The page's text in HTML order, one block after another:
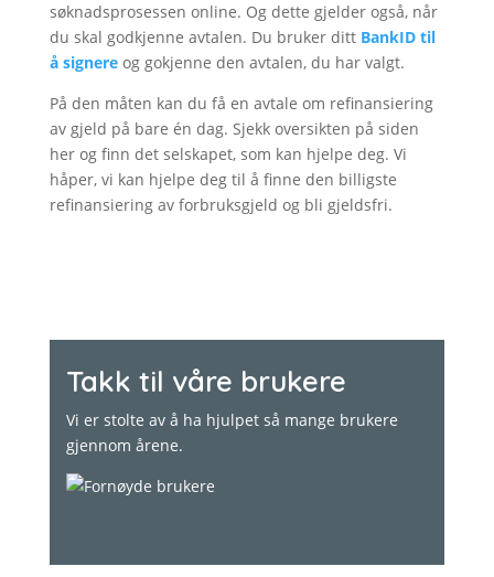
søknadsprosessen online. Og dette gjelder også, når
du skal godkjenne avtalen. Du bruker ditt BankID til
å signereog gokjenne den avtalen, du har valgt.
På den måten kan du få en avtale om refinansiering
av gjeld på bare én dag. Sjekk oversikten på siden
her og finn det selskapet, som kan hjelpe deg. Vi
håper, vi kan hjelpe deg til å finne den billigste
refinansiering av forbruksgjeld og bli gjeldsfri.
Takk til våre brukere
Vi er stolte av å ha hjulpet så mange brukere
gjennom årene.